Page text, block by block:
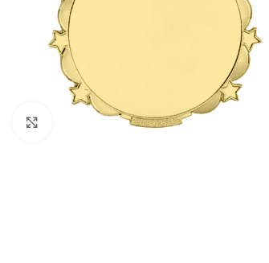
Klik om te vergroten